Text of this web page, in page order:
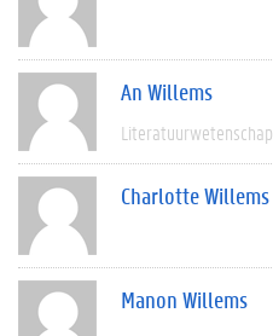
An Willems
Literatuurwetenschap
Charlotte Willems
Manon Willems